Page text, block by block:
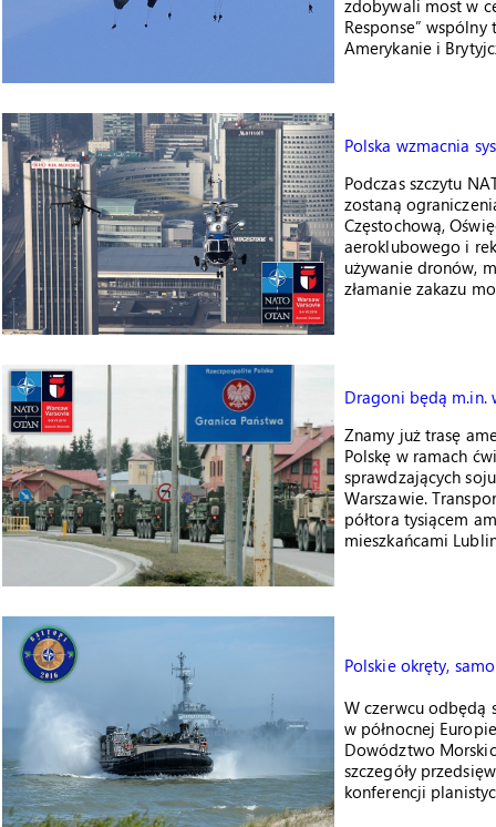
zdobywali most w
Response”
Amerykanie i
Polska wzmacnia
Podczas szczytu
zostaną
Częstochową,
aeroklubowego i
używanie dronów,
złamanie zakazu
Dragoni będą m.in.
Znamy już trasę
Polskę w ramach
sprawdzających
Warszawie.
półtora tysiącem
mieszkańcami
Polskie okręty,
W czerwcu odbędą
w północnej
Dowództwo
szczegóły
konferencji